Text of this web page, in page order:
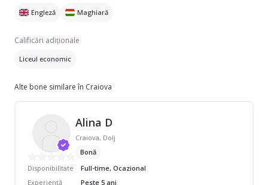
Engleză Maghiară
Calificări adiționale
Liceul economic
Alte bone similare în Craiova
Alina D
Craiova, Dolj
Bonă
Disponibilitate
Full-time, Ocazional
Experiență
Peste 5 ani